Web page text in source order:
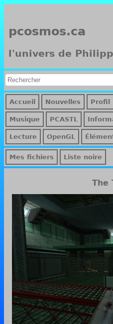
pcosmos.ca
l'univers de
Accueil Nouvelles Profil
Musique PCASTL
Lecture OpenGL
Mes fichiers Liste noire
The